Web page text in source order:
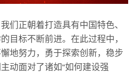
们正朝着打造具有中国特色、
目标不断前进。在此过程中，
地努力，勇于探索创新，稳步
动面对了诸如“如何建设强